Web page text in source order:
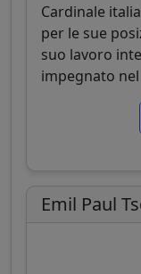
Cardinale
per le sue
suo lavoro
impegnato
Emil Paul